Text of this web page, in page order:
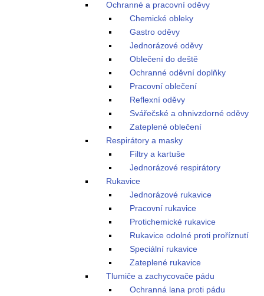
Ochranné a pracovní oděvy
Chemické obleky
Gastro oděvy
Jednorázové oděvy
Oblečení do deště
Ochranné oděvní doplňky
Pracovní oblečení
Reflexní oděvy
Svářečské a ohnivzdorné oděvy
Zateplené oblečení
Respirátory a masky
Filtry a kartuše
Jednorázové respirátory
Rukavice
Jednorázové rukavice
Pracovní rukavice
Protichemické rukavice
Rukavice odolné proti proříznutí
Speciální rukavice
Zateplené rukavice
Tlumiče a zachycovače pádu
Ochranná lana proti pádu